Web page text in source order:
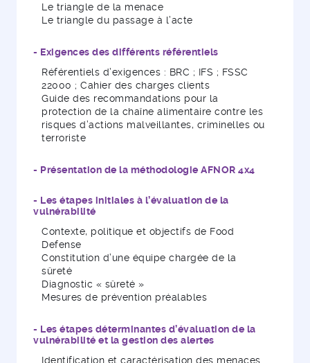
Le triangle de la menace
Le triangle du passage à l’acte
- Exigences des différents référentiels
Référentiels d’exigences : BRC ; IFS ; FSSC
22000 ; Cahier des charges clients
Guide des recommandations pour la
protection de la chaîne alimentaire contre les
risques d’actions malveillantes, criminelles ou
terroriste
- Présentation de la méthodologie AFNOR 4x4
- Les étapes initiales à l’évaluation de la
vulnérabilité
Contexte, politique et objectifs de Food
Defense
Constitution d’une équipe chargée de la
sûreté
Diagnostic « sûreté »
Mesures de prévention préalables
- Les étapes déterminantes d’évaluation de la
vulnérabilité et la gestion des alertes
Identification et caractérisation des menaces